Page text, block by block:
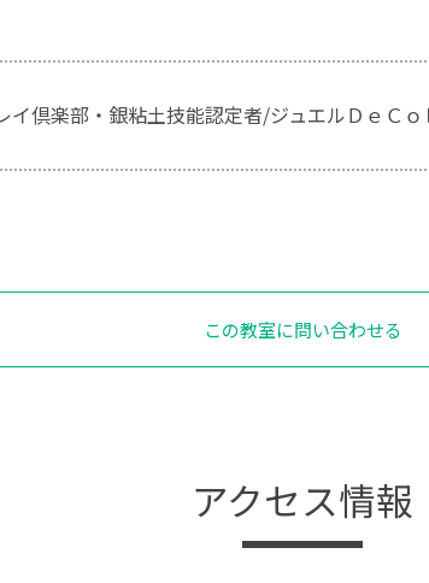
イ倶楽部・銀粘土技能認定者/ジュエルＤｅＣ
この教室に問い合わせる
アクセス情報